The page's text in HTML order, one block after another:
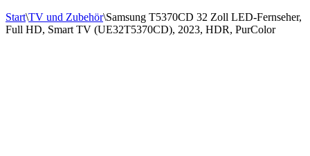
Start\TV und Zubehör\Samsung T5370CD 32 Zoll LED-Fernseher,
Full HD, Smart TV (UE32T5370CD), 2023, HDR, PurColor